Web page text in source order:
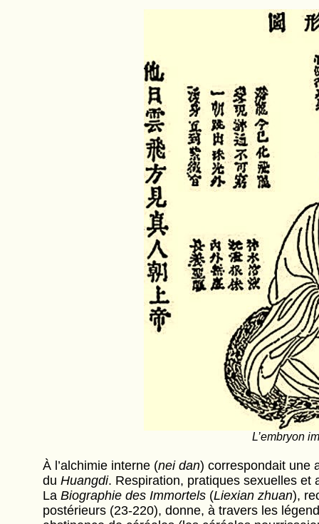
L’embryon
À l’alchimie interne (nei dan) correspondait une
du Huangdi. Respiration, pratiques sexuelles et
La Biographie des Immortels(Liexian zhuan),
postérieurs (23-220), donne, à travers les